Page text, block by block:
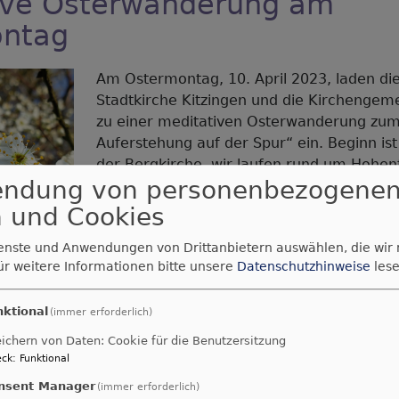
Kitzingen
Am Ostermontag, 10. April 2023, laden
Stadtkirche Kitzingen und die
zu einer meditativen Osterwanderung
Auferstehung auf der Spur“ ein. Beginn
der Bergkirche, wir laufen rund um
12:00 Uhr besteht die Möglichkeit eines
Anmeldung). >>
von personenbezogenen
und Cookies
und Anwendungen von Drittanbietern auswählen, die wir
weitere Informationen bitte unsere Datenschutzhinweise
(immer erforderlich)
von Daten: Cookie für die Benutzersitzung
: Funktional
Manager (immer erforderlich)